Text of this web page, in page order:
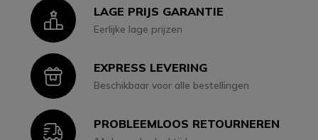
IconLAGE PRIJS GARANTIE
Eerlijke lage prijzen
IconEXPRESS LEVERING
Beschikbaar voor alle bestellingen
IconPROBLEEMLOOS RETOURNEREN